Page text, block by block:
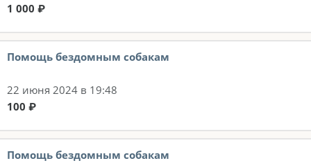
1 000 ₽
Помощь бездомным собакам
22 июня 2024 в 19:48
100 ₽
Помощь бездомным собакам